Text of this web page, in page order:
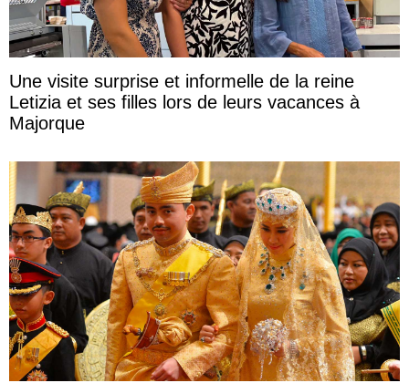
Une visite surprise et informelle de la reine
Letizia et ses filles lors de leurs vacances à
Majorque